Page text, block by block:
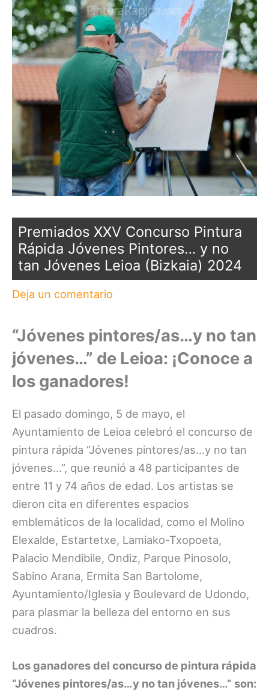
Premiados XXV Concurso Pintura
Rápida Jóvenes Pintores… y no
tan Jóvenes Leioa (Bizkaia) 2024
Deja un comentario
“Jóvenes pintores/as…y no tan
jóvenes…” de Leioa: ¡Conoce a
los ganadores!
El pasado domingo, 5 de mayo, el
Ayuntamiento de Leioa celebró el concurso de
pintura rápida “Jóvenes pintores/as…y no tan
jóvenes…”, que reunió a 48 participantes de
entre 11 y 74 años de edad. Los artistas se
dieron cita en diferentes espacios
emblemáticos de la localidad, como el Molino
Elexalde, Estartetxe, Lamiako-Txopoeta,
Palacio Mendibile, Ondiz, Parque Pinosolo,
Sabino Arana, Ermita San Bartolome,
Ayuntamiento/Iglesia y Boulevard de Udondo,
para plasmar la belleza del entorno en sus
cuadros.
Los ganadores del concurso de pintura rápida
“Jóvenes pintores/as…y no tan jóvenes…” son: